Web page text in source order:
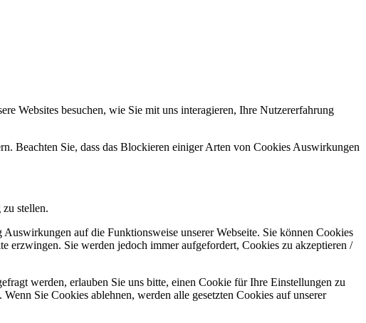
Websites besuchen, wie Sie mit uns interagieren, Ihre Nutzererfahrung
Beachten Sie, dass das Blockieren einiger Arten von Cookies Auswirkungen
stellen.
auf die Funktionsweise unserer Webseite. Sie können Cookies
erzwingen. Sie werden jedoch immer aufgefordert, Cookies zu akzeptieren /
werden, erlauben Sie uns bitte, einen Cookie für Ihre Einstellungen zu
Sie Cookies ablehnen, werden alle gesetzten Cookies auf unserer